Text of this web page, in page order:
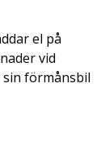
el på
vid
förmånsbil